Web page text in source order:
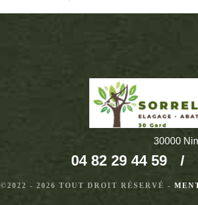
30000
04 82 29 44 59 /
©2022 - 2026 TOUT DROIT RÉSERVÉ -